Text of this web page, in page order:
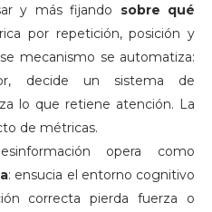
y más fijando sobre qué
por repetición, posición y
mecanismo se automatiza:
decide un sistema de
lo que retiene atención. La
de métricas.
opera como
: ensucia el entorno cognitivo
correcta pierda fuerza o